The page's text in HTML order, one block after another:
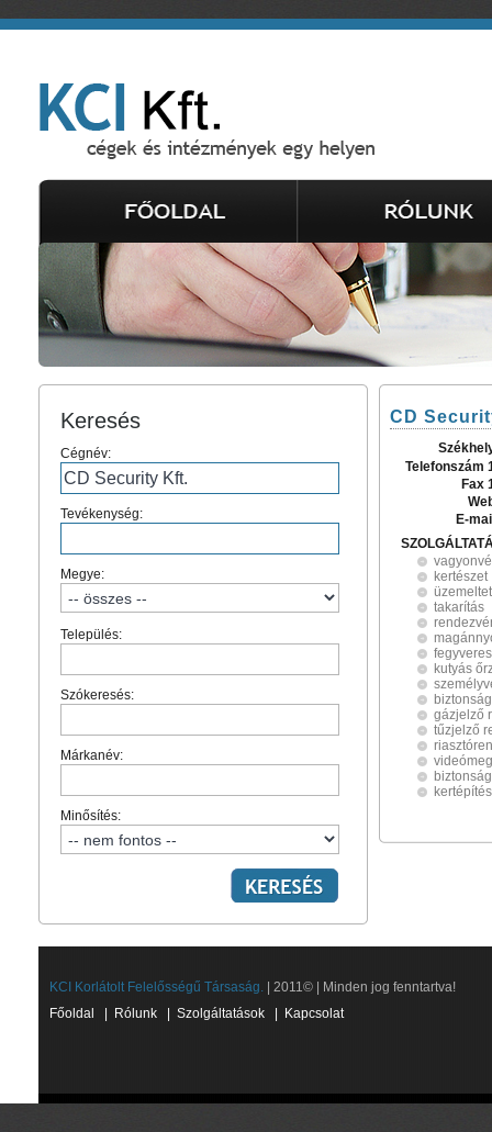
Keresés
Cégnév:
Tevékenység:
Megye:
Település:
Szókeresés:
Márkanév:
Minősítés:
CD
Telefonszám
Fax
E-
kertészet
takarítás
kutyás
gázjelző
tűzjelző
kertépítés
KCI Korlátolt Felelősségű Társaság. | 2011© | Minden jog fenntartva!
Főoldal
Rólunk Szolgáltatások Kapcsolat